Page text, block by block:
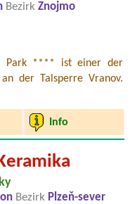
Bezirk Znojmo
Park **** ist einer der
der Talsperre Vranov.
Info
Bezirk Plzeň-sever